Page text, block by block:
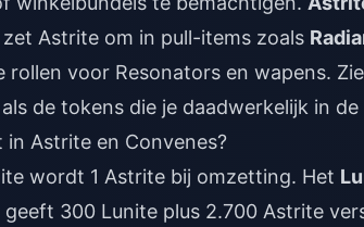
Astrite om in pull-items zoals
rollen voor Resonators en wapens.
de tokens die je daadwerkelijk in
Astrite en Convenes?
wordt 1 Astrite bij omzetting. Het
300 Lunite plus 2.700 Astrite